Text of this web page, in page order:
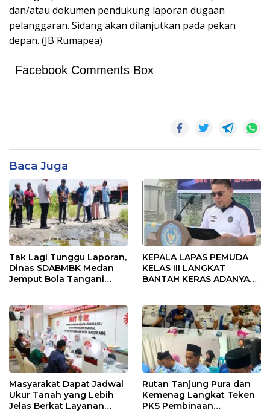
dan/atau dokumen pendukung laporan dugaan
pelanggaran. Sidang akan dilanjutkan pada pekan
depan. (JB Rumapea)
Facebook Comments Box
Baca Juga
Tak Lagi Tunggu Laporan,
Dinas SDABMBK Medan
Jemput Bola Tangani
KEPALA LAPAS PEMUDA
KELAS III LANGKAT
BANTAH KERAS ADANYA
TENTANG SINDIKAT
PENIPU PENJUALAN EMAS
Masyarakat Dapat Jadwal
Ukur Tanah yang Lebih
Jelas Berkat Layanan
Rutan Tanjung Pura dan
Kemenag Langkat Teken
PKS Pembinaan